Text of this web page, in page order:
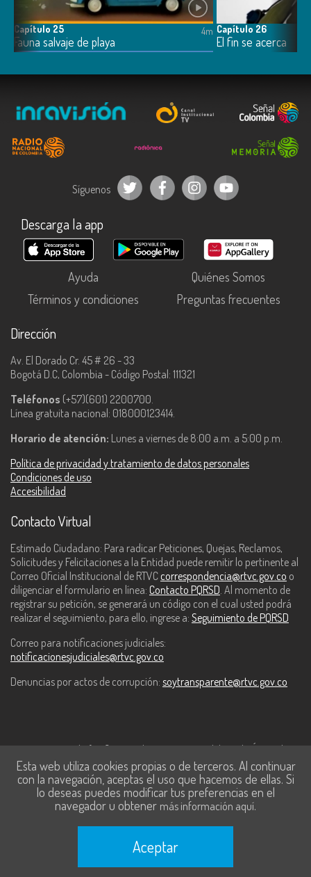
Capítulo 25
Fauna salvaje de playa
4m Capítulo 26
El fin se acerca
Síguenos
Descarga la app
Ayuda
Quiénes Somos
Términos y condiciones
Preguntas frecuentes
Dirección
Av. El Dorado Cr. 45 # 26 - 33
Bogotá D.C, Colombia - Código Postal: 111321
Teléfonos (+57)(601) 2200700.
Línea gratuita nacional: 018000123414.
Horario de atención: Lunes a viernes de 8:00 a.m. a 5:00 p.m.
Política de privacidad y tratamiento de datos personales
Condiciones de uso
Accesibilidad
Contacto Virtual
Estimado Ciudadano: Para radicar Peticiones, Quejas, Reclamos,
Solicitudes y Felicitaciones a la Entidad puede remitir lo pertinente al
Correo Oficial Institucional de RTVC correspondencia@rtvc.gov.co o
diligenciar el formulario en línea: Contacto PQRSD. Al momento de
registrar su petición, se generará un código con el cual usted podrá
realizar el seguimiento, para ello, ingrese a: Seguimiento de PQRSD
Correo para notificaciones judiciales:
notificacionesjudiciales@rtvc.gov.co
Denuncias por actos de corrupción: soytransparente@rtvc.gov.co
Este contenido fue financiado con recursos del Fondo Único de
Tecnologías de la Información y las Comunicaciones de MinTic.
Esta web utiliza cookies propias o de terceros. Al continuar
con la navegación, aceptas el uso que hacemos de ellas. Si
lo deseas puedes modificar tus preferencias en el
navegador u obtener más información aquí.
Aceptar